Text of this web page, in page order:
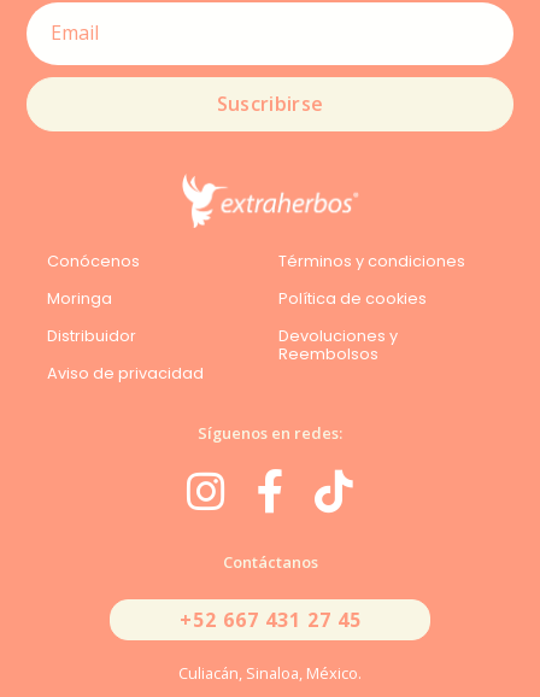
Suscribirse
Conócenos
Moringa
Distribuidor
Aviso de privacidad
Términos y condiciones
Política de cookies
Devoluciones y
Reembolsos
Síguenos en redes:
Contáctanos
+52 667 431 27 45
Culiacán, Sinaloa, México.